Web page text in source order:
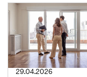
29.04.2026